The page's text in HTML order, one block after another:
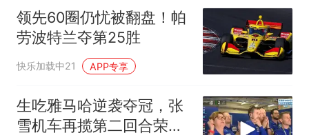
街杯（来源
领先60圈仍忧被翻盘！帕
劳波特兰夺第25胜
快乐加载中21 APP专享
生吃雅马哈逆袭夺冠，张
雪机车再揽第二回合荣